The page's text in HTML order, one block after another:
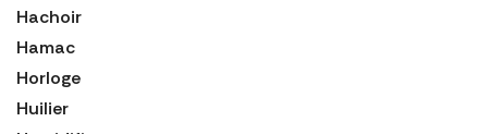
Hachoir
Hamac
Horloge
Huilier